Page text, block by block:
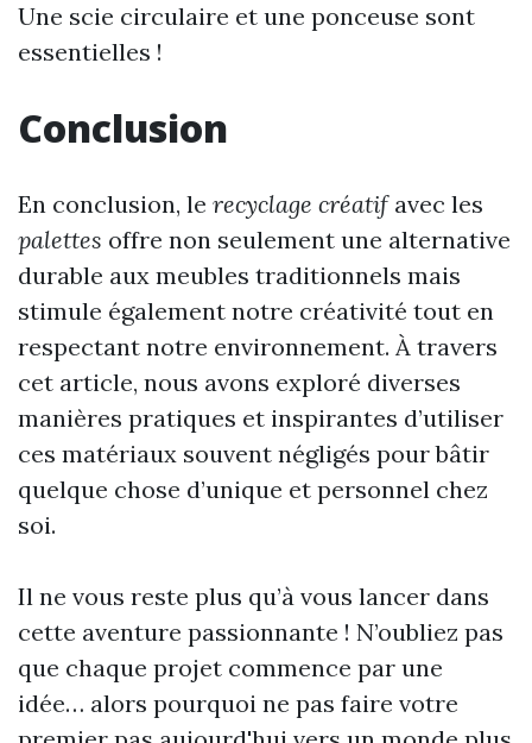
Une scie circulaire et une ponceuse sont
essentielles !
Conclusion
En conclusion, le recyclage créatifavec les
palettes offre non seulement une alternative
durable aux meubles traditionnels mais
stimule également notre créativité tout en
respectant notre environnement. À travers
cet article, nous avons exploré diverses
manières pratiques et inspirantes d’utiliser
ces matériaux souvent négligés pour bâtir
quelque chose d’unique et personnel chez
soi.
Il ne vous reste plus qu’à vous lancer dans
cette aventure passionnante ! N’oubliez pas
que chaque projet commence par une
idée… alors pourquoi ne pas faire votre